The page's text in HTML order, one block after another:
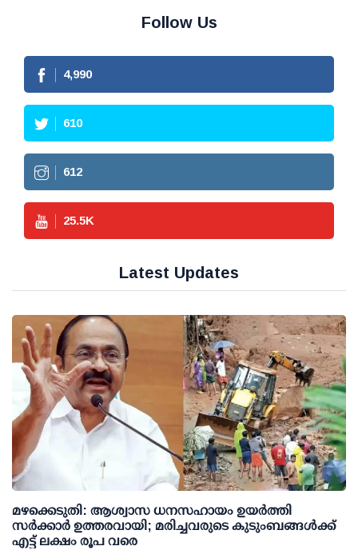
Follow Us
4,990
610
612
25.5K
Latest Updates
മഴക്കെടുതി: ആശ്വാസ ധനസഹായം ഉയര്‍ത്തി
സര്‍ക്കാര്‍ ഉത്തരവായി; മരിച്ചവരുടെ കുടുംബങ്ങള്‍ക്ക്
എട്ട് ലക്ഷം രൂപ വരെ